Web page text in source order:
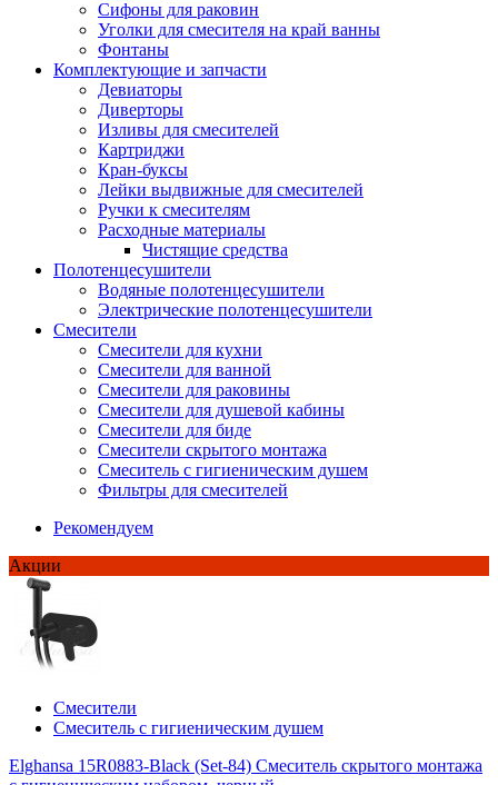
Сифоны для раковин
Уголки для смесителя на край ванны
Фонтаны
Комплектующие и запчасти
Девиаторы
Диверторы
Изливы для смесителей
Картриджи
Кран-буксы
Лейки выдвижные для смесителей
Ручки к смесителям
Расходные материалы
Чистящие средства
Полотенцесушители
Водяные полотенцесушители
Электрические полотенцесушители
Смесители
Смесители для кухни
Смесители для ванной
Смесители для раковины
Смесители для душевой кабины
Смесители для биде
Смесители скрытого монтажа
Смеситель с гигиеническим душем
Фильтры для смесителей
Рекомендуем
Акции
Смесители
Смеситель с гигиеническим душем
Elghansa 15R0883-Black (Set-84) Смеситель скрытого монтажа